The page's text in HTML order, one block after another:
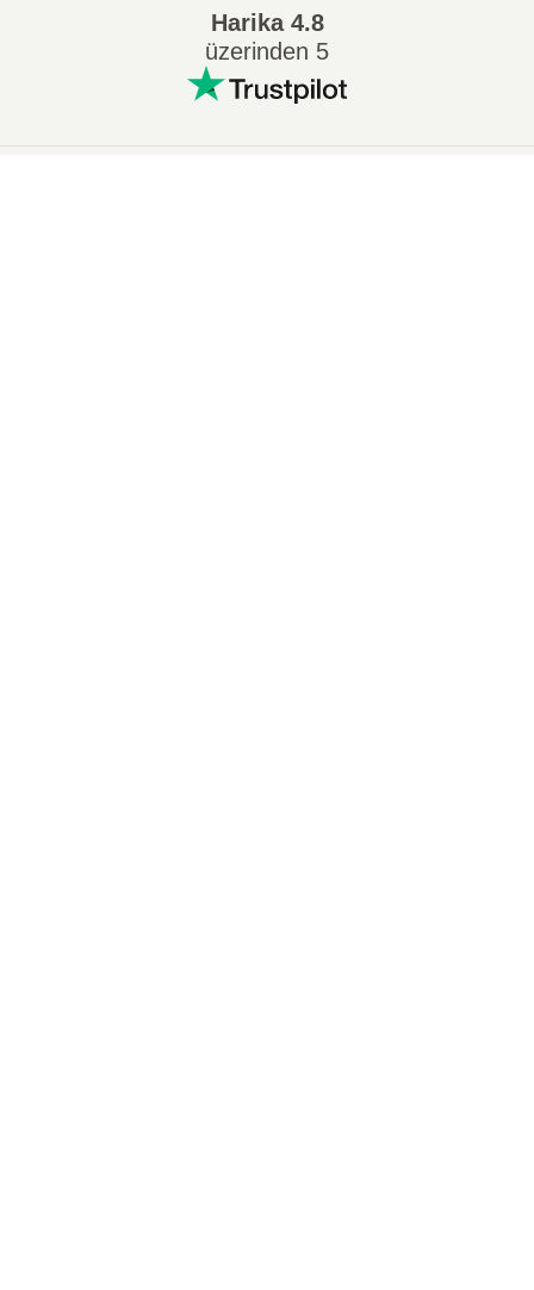
Harika4.8
üzerinden 5